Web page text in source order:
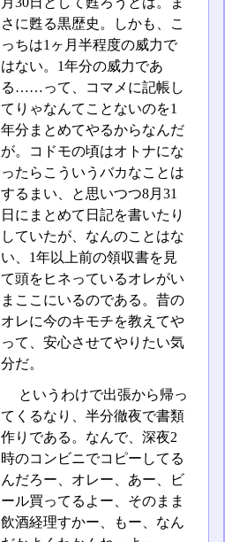
さに甦る黒歴史。しかも、こ
っちは1ヶ月半程度の威力で
はない。1年分の威力であ
る……って、コマメに記帳し
てりゃなんてことないのを1
年分まとめてやるからなんだ
が。コドモの頃はオトナにな
ったらこういうバカなことは
するまい、と思いつつ8月31
日にまとめて日記を書いたり
していたが、なんのことはな
い、1年以上前の領収書を見
て頭をヒネっているオレがい
まここにいるのである。昔の
オレに今のキモチを教えてや
って、安心させてやりたい気
分だ。
というわけで出張から帰っ
てくるなり、半分徹夜で書類
作りである。なんで、深夜2
時のコンビニでコピーしてる
んだろー、オレー、あー、ビ
ール買ってるよー、そのまま
飲酒経理すかー、もー、なん